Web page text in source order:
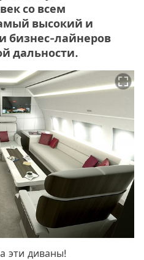
со всем
высокий и
бизнес-лайнеров
дальности.
эти диваны!